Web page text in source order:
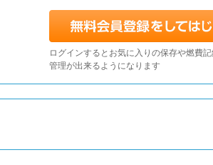
ログインするとお気に入りの保存や燃費
管理が出来るようになります